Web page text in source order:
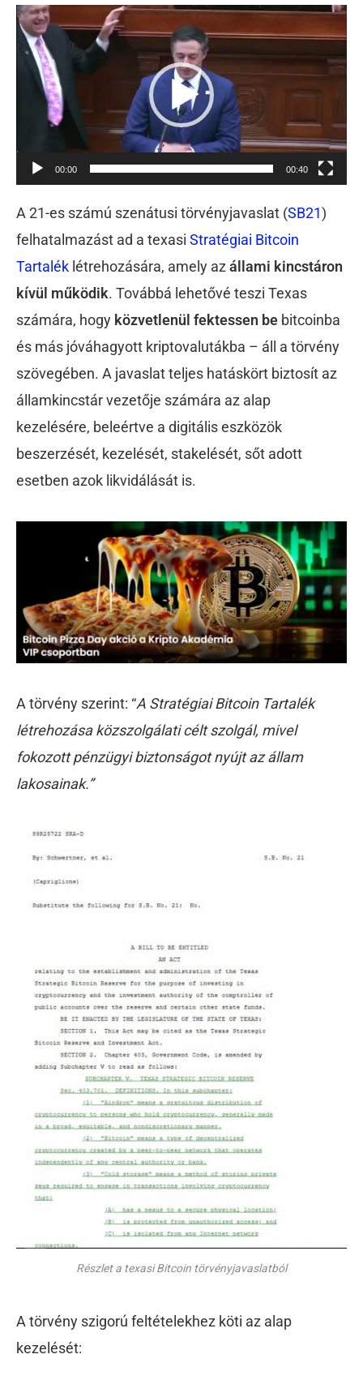
Videólejátszó
00:00 00:40
A 21-es számú szenátusi törvényjavaslat (SB21)
felhatalmazást ad a texasi Stratégiai Bitcoin
Tartalék létrehozására, amely az állami kincstáron
kívül működik. Továbbá lehetővé teszi Texas
számára, hogy közvetlenül fektessen be bitcoinba
és más jóváhagyott kriptovalutákba – áll a törvény
szövegében. A javaslat teljes hatáskört biztosít az
államkincstár vezetője számára az alap
kezelésére, beleértve a digitális eszközök
beszerzését, kezelését, stakelését, sőt adott
esetben azok likvidálását is.
A törvény szerint: “A Stratégiai Bitcoin Tartalék
létrehozása közszolgálati célt szolgál, mivel
fokozott pénzügyi biztonságot nyújt az állam
lakosainak.”
Részlet a texasi Bitcoin törvényjavaslatból
A törvény szigorú feltételekhez köti az alap
kezelését: